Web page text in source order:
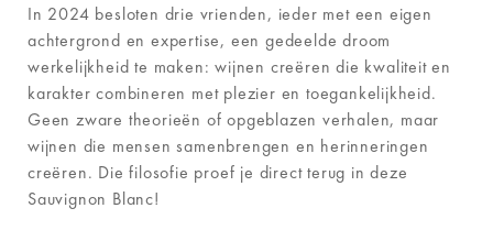
In 2024 besloten drie vrienden, ieder met een eigen
achtergrond en expertise, een gedeelde droom
werkelijkheid te maken: wijnen creëren die kwaliteit en
karakter combineren met plezier en toegankelijkheid.
Geen zware theorieën of opgeblazen verhalen, maar
wijnen die mensen samenbrengen en herinneringen
creëren. Die filosofie proef je direct terug in deze
Sauvignon Blanc!